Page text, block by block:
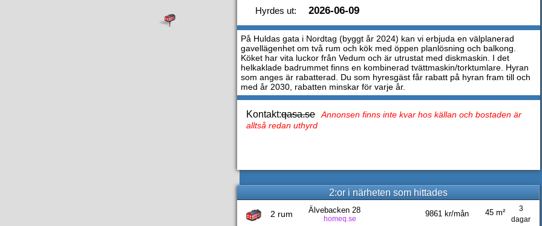
Hyrdes ut: 2026-06-09
På Huldas gata i Nordtag (byggt år 2024) kan vi erbjuda en välplanerad
gavellägenhet om två rum och kök med öppen planlösning och balkong.
Köket har vita luckor från Vedum och är utrustat med diskmaskin. I det
helkaklade badrummet finns en kombinerad tvättmaskin/torktumlare. Hyran
som anges är rabatterad. Du som hyresgäst får rabatt på hyran fram till och
med år 2030, rabatten minskar för varje år.
Kontakt:qasa.se
Annonsen finns inte kvar hos källan och bostaden är
alltså redan uthyrd
2:or i närheten som hittades
2 rum Älvebacken 28
homeq.se
9861 kr/mån
3
dagar
45 m²